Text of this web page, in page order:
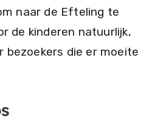
naar de Efteling te
de kinderen natuurlijk,
bezoekers die er moeite